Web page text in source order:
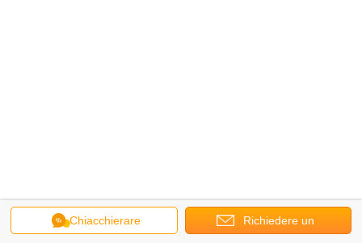
Chiacchierare Richiedere un